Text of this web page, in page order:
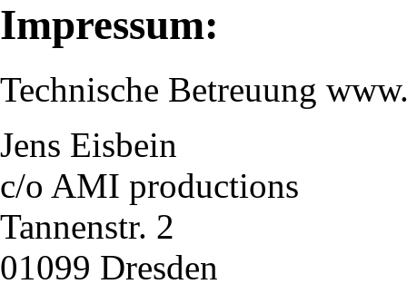
Impressum:
Technische Betreuung
Jens Eisbein
c/o AMI productions
Tannenstr. 2
01099 Dresden